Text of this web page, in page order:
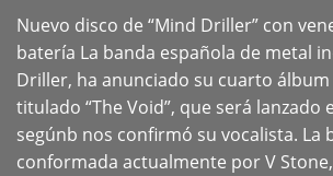
Nuevo disco de “Mind Driller” con
batería La banda española de metal
Driller, ha anunciado su cuarto
titulado “The Void”, que será lanzado
segúnb nos confirmó su vocalista. La
conformada actualmente por V
+